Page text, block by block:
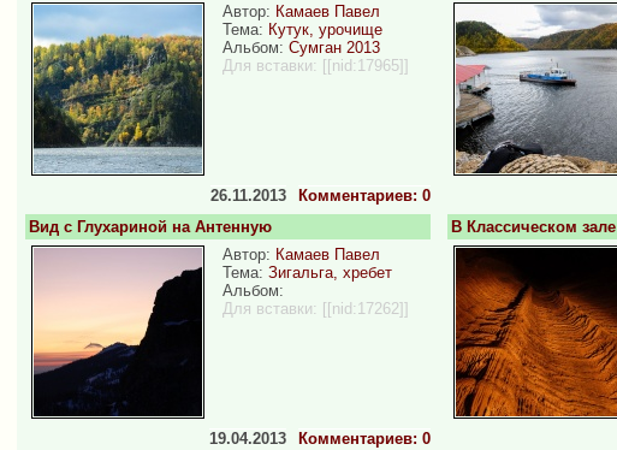
Автор: Камаев Павел
Тема: Кутук, урочище
Альбом: Сумган 2013
Для вставки: [[nid:17965]]
Комментариев: 0
26.11.2013
Вид с Глухариной на Антенную
Автор: Камаев Павел
Тема: Зигальга, хребет
Альбом:
Для вставки: [[nid:17262]]
Комментариев: 0
19.04.2013
В Классическом зале